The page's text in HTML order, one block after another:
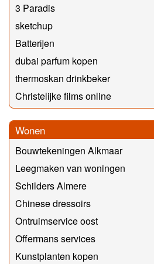
3 Paradis
sketchup
Batterijen
dubai parfum kopen
thermoskan drinkbeker
Christelijke films online
Wonen
Bouwtekeningen Alkmaar
Leegmaken van woningen
Schilders Almere
Chinese dressoirs
Ontruimservice oost
Offermans services
Kunstplanten kopen